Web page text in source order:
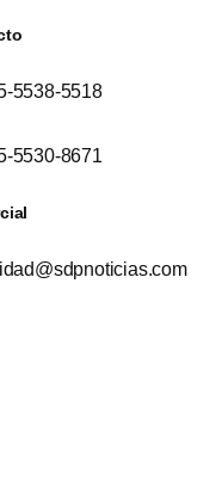
5538-5518
5530-8671